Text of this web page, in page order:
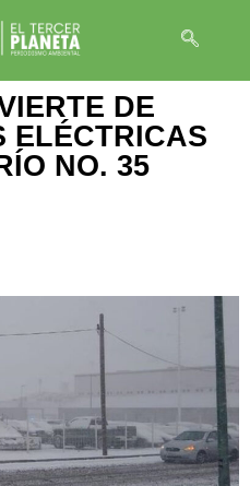
DE
ELÉCTRICAS
NO. 35